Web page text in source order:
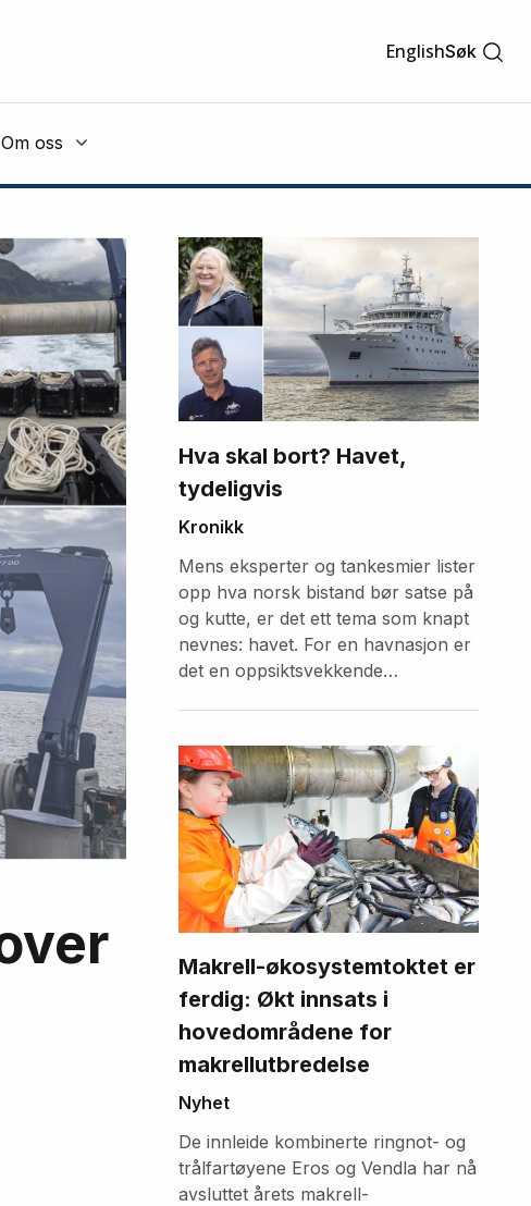
EnglishSøk
Om oss
Hva skal bort? Havet,
tydeligvis
Kronikk
Mens eksperter og tankesmier lister
opp hva norsk bistand bør satse på
og kutte, er det ett tema som knapt
nevnes: havet. For en havnasjon er
det en oppsiktsvekkende
Makrell-økosystemtoktet er
ferdig: Økt innsats i
hovedområdene for
makrellutbredelse
Nyhet
De innleide kombinerte ringnot- og
trålfartøyene Eros og Vendla har nå
avsluttet årets makrell-